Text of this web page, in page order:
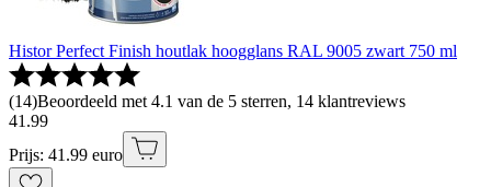
Histor Perfect Finish houtlak hoogglans RAL 9005 zwart 750 ml
(14)Beoordeeld met 4.1 van de 5 sterren, 14 klantreviews
41 .99
Prijs: 41.99 euro